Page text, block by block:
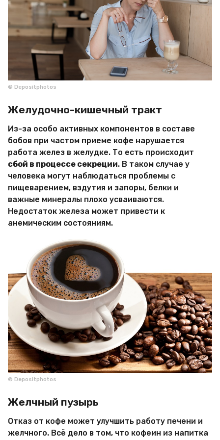
© Depositphotos
Желудочно-кишечный тракт
Из-за особо активных компонентов в составе
бобов при частом приеме кофе нарушается
работа желез в желудке. То есть происходит
сбой в процессе секреции. В таком случае у
человека могут наблюдаться проблемы с
пищеварением, вздутия и запоры, белки и
важные минералы плохо усваиваются.
Недостаток железа может привести к
анемическим состояниям.
© Depositphotos
Желчный пузырь
Отказ от кофе может улучшить работу печени и
желчного. Всё дело в том, что кофеин из напитка